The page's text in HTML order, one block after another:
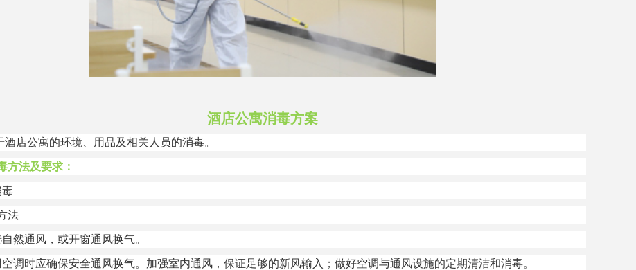
酒店公寓消毒方案
酒店公寓的环境、用品及相关人员的消毒。
方法及要求：
法
然通风，或开窗通风换气。
调时应确保安全通风换气。加强室内通风，保证足够的新风输入；做好空调与通风设施的定期清洁和消毒。